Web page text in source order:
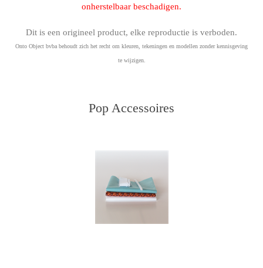
onherstelbaar beschadigen.
Dit is een origineel product, elke reproductie is verboden.
Onto Object bvba behoudt zich het recht om kleuren, tekeningen en modellen zonder kennisgeving
te wijzigen.
Pop Accessoires